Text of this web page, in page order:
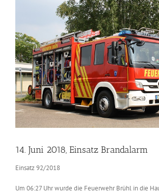
14. Juni 2018, Einsatz Brandalarm
Einsatz 92/2018
Um 06:27 Uhr wurde die Feuerwehr Brühl in die